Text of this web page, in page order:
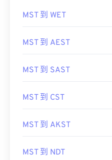
MST 到 WET
MST 到 AEST
MST 到 SAST
MST 到 CST
MST 到 AKST
MST 到 NDT